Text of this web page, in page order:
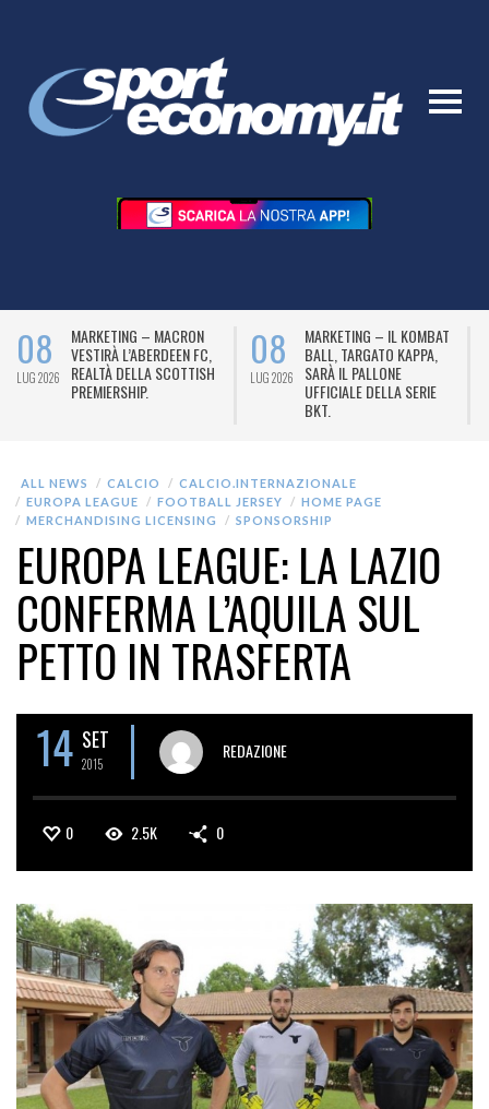
08
LUG 2026
MARKETING – MACRON
VESTIRÀ L’ABERDEEN FC,
REALTÀ DELLA SCOTTISH
PREMIERSHIP.
08
LUG 2026
MARKETING – IL KOMBAT
BALL, TARGATO KAPPA,
SARÀ IL PALLONE
UFFICIALE DELLA SERIE
BKT.
ALL NEWS CALCIO
CALCIO.INTERNAZIONALE
EUROPA LEAGUE
FOOTBALL JERSEY
HOME PAGE
MERCHANDISING LICENSING
SPONSORSHIP
EUROPA LEAGUE: LA LAZIO
CONFERMA L’AQUILA SUL
PETTO IN TRASFERTA
14 SET
2015
REDAZIONE
0 2.5K 0